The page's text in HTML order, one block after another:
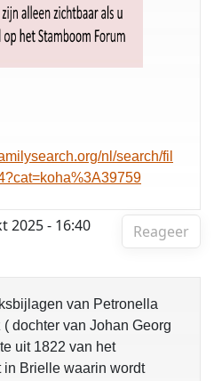
nl/search/fil
Reageer
2025 - 16:40
van Petronella
( dochter van Johan Georg
uit 1822 van het
in Brielle waarin wordt